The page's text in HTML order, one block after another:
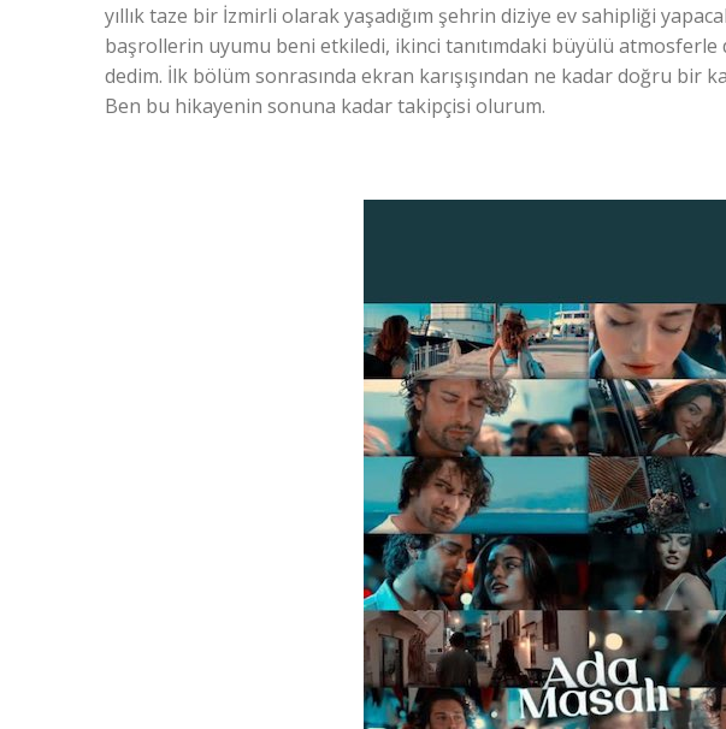
yıllık taze bir İzmirli olarak yaşadığım şehrin diziye ev sahipliği
başrollerin uyumu beni etkiledi, ikinci tanıtımdaki büyülü
dedim. İlk bölüm sonrasında ekran karışışından ne kadar doğru bir
Ben bu hikayenin sonuna kadar takipçisi olurum.